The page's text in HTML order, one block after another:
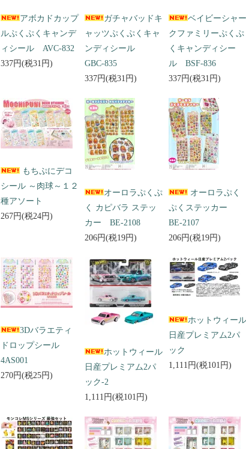
アボカドカップ
ルぷくぷくキャンデ
ィシール AVC-832
337円(税31円)
ガチャバッドキ
ャッツぷくぷくキャ
ンディシール
GBC-835
337円(税31円)
ベイビーシャー
クファミリーぷくぷ
くキャンディシー
ル BSF-836
337円(税31円)
もちぷにデコ
シール ～肉球～１２
種アソート
267円(税24円)
オーロラぷくぷ
く カピバラ ステッ
カー BE-2108
206円(税19円)
オーロラぷく
ぷくステッカー
BE-2107
206円(税19円)
3Dバラエティ
ドロップシール
4AS001
270円(税25円)
ホットウィール
日産プレミアム2パ
ック-2
1,111円(税101円)
ホットウィール
日産プレミアム2パ
ック
1,111円(税101円)